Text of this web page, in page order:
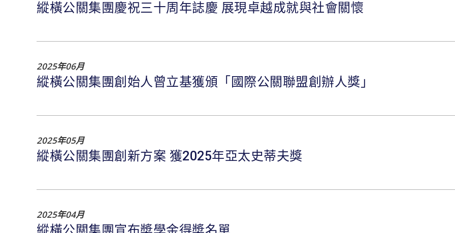
縱橫公關集團慶祝三十周年誌慶 展現卓越成就與社會關懷
2025年06月
縱橫公關集團創始人曾立基獲頒「國際公關聯盟創辦人獎」
2025年05月
縱橫公關集團創新方案 獲2025年亞太史蒂夫獎
2025年04月